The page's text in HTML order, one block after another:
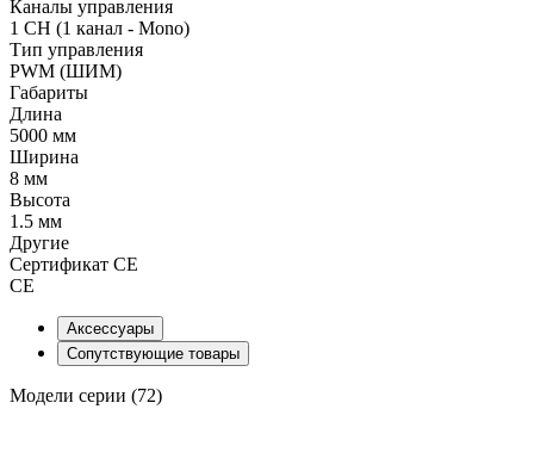
Каналы управления
1 CH (1 канал - Mono)
Тип управления
PWM (ШИМ)
Габариты
Длина
5000 мм
Ширина
8 мм
Высота
1.5 мм
Другие
Сертификат CE
CE
Аксессуары
Сопутствующие товары
Модели серии (72)